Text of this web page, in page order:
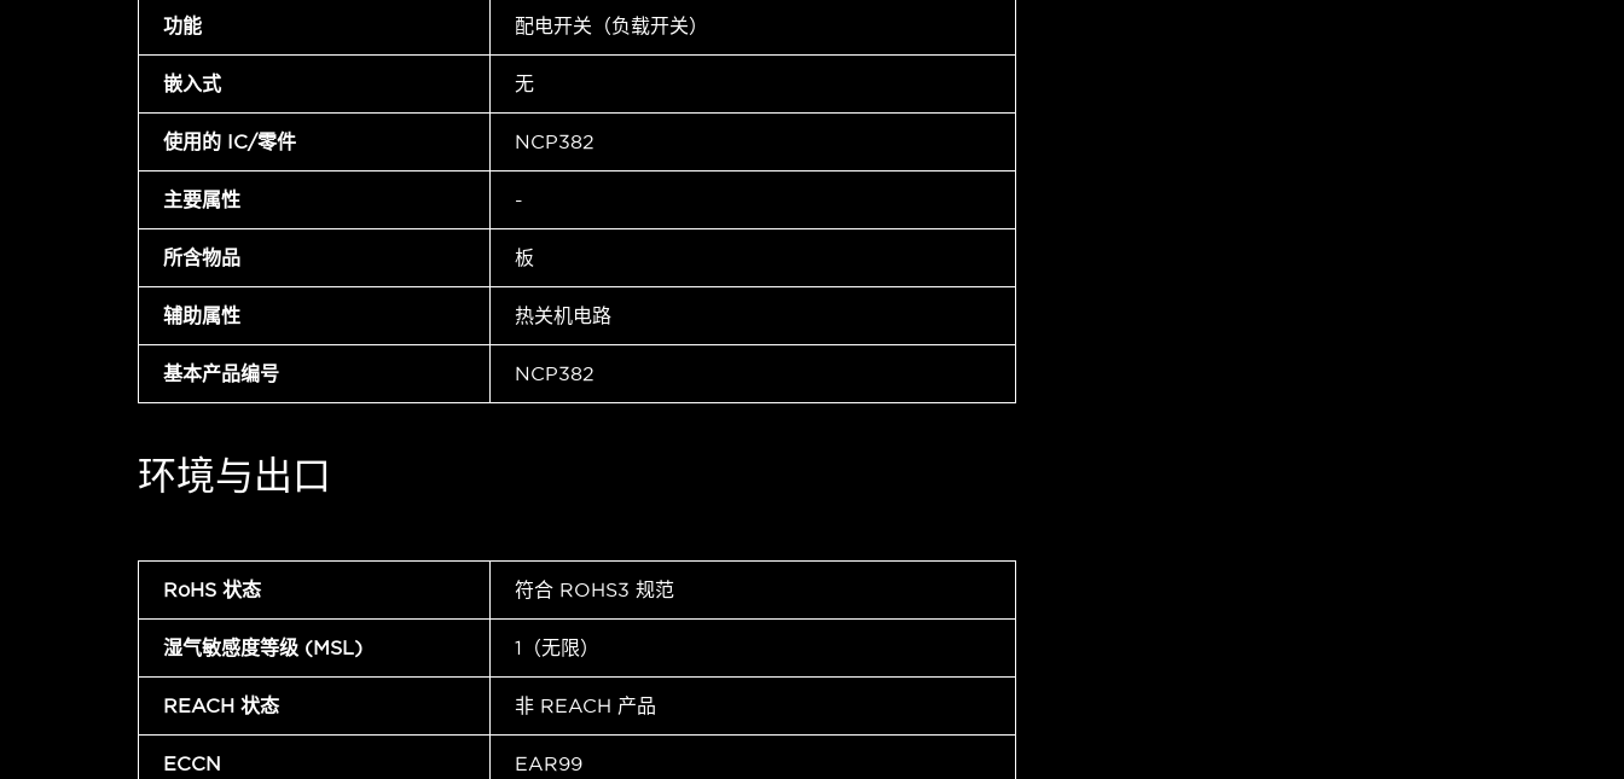
功能 配电开关（负载开关）
嵌入式 无
使用的 IC/零件 NCP382
主要属性 -
所含物品 板
辅助属性 热关机电路
基本产品编号 NCP382
环境与出口
RoHS 状态 符合 ROHS3 规范
湿气敏感度等级 (MSL) 1（无限）
REACH 状态 非 REACH 产品
ECCN EAR99